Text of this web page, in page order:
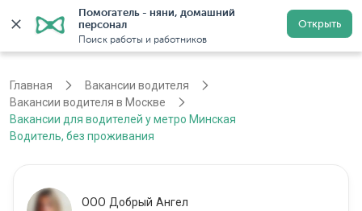
Помогатель - няни, домашний
персонал
Поиск работы и работников
Открыть
Регистрация
Главная
Вакансии водителя
Вакансии водителя в Москве
Вакансии для водителей у метро Минская
Водитель, без проживания
ООО Добрый Ангел